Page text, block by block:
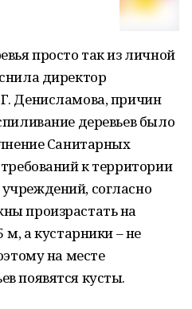
просто так из личной
директор
Денисламова, причин
деревьев было
Санитарных
к территории
согласно
произрастать на
м, а кустарники – не
на месте
появятся кусты.